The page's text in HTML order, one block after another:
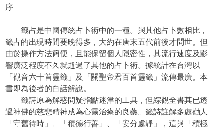
序
籤占是中國傳統占卜術中的一種。與其他占卜數相比，
籤占的出現時間要晚得多，大約在唐末五代前後才問世。但
由於操作方法簡便，且能保留個人隱密性，其流行速度及影
響廣泛程度不久就超過了其他的占卜術。據統計在台灣以
「觀音六十首靈籤」及「關聖帝君百首靈籤」流傳最廣。本
書即為後者的白話解說。
籤詩原為解惑問疑指點迷津的工具，但綜觀全書其已透
過神佛的慈悲精神成為心靈治療的良藥。籤詩註解多處勸人
「守舊待時」、「積德行善」、「安分處靜」，這與「積極